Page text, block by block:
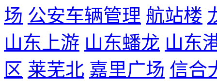
场 公安车辆管理 航站楼
山东上游 山东蟠龙 山东
区 莱芜北 嘉里广场 信合